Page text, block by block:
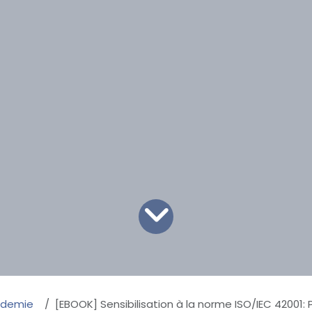
[EBOOK] Sensibilisation à la norme ISO/IEC 42001: Pour une IA